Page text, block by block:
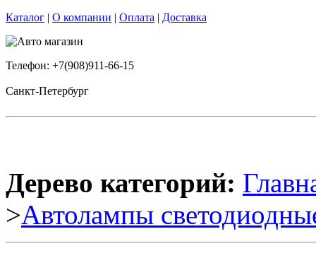
Каталог | О компании | Оплата | Доставка
Телефон: +7(908)911-66-15
Санкт-Петербург
Дерево категорий:
>Автолампы